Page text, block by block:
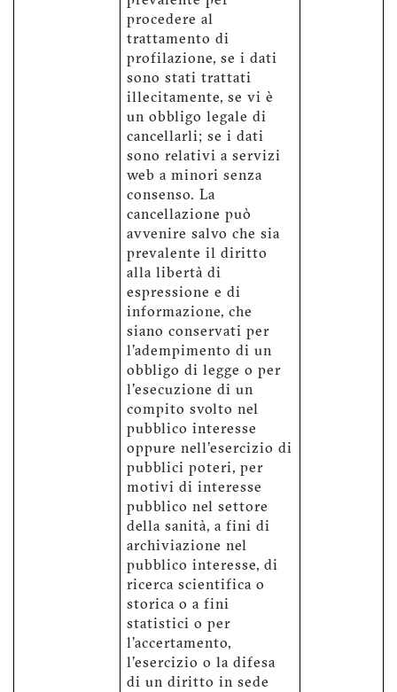
procedere al
trattamento di
profilazione, se i dati
sono stati trattati
illecitamente, se vi è
un obbligo legale di
cancellarli; se i dati
sono relativi a servizi
web a minori senza
consenso. La
cancellazione può
avvenire salvo che sia
prevalente il diritto
alla libertà di
espressione e di
informazione, che
siano conservati per
l'adempimento di un
obbligo di legge o per
l'esecuzione di un
compito svolto nel
pubblico interesse
oppure nell'esercizio di
pubblici poteri, per
motivi di interesse
pubblico nel settore
della sanità, a fini di
archiviazione nel
pubblico interesse, di
ricerca scientifica o
storica o a fini
statistici o per
l'accertamento,
l'esercizio o la difesa
di un diritto in sede